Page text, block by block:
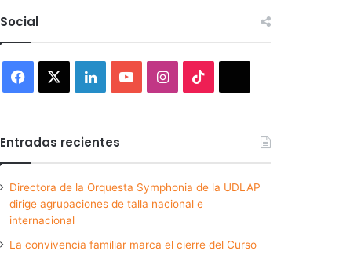
Social
Facebook LinkedInYouTubeInstagram
Entradas recientes
Directora de la Orquesta Symphonia de la UDLAP
dirige agrupaciones de talla nacional e
internacional
La convivencia familiar marca el cierre del Curso